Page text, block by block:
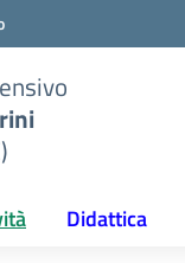
Didattica